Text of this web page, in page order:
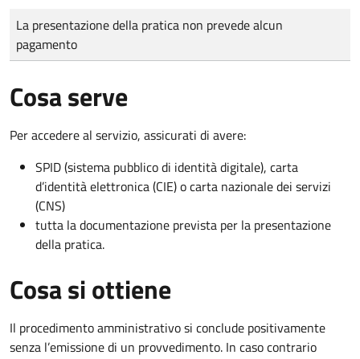
Tipo di pagamento
Importo
La presentazione della pratica non prevede alcun
pagamento
Cosa serve
Per accedere al servizio, assicurati di avere:
SPID (sistema pubblico di identità digitale), carta
d’identità elettronica (CIE) o carta nazionale dei servizi
(CNS)
tutta la documentazione prevista per la presentazione
della pratica.
Cosa si ottiene
Il procedimento amministrativo si conclude positivamente
senza l’emissione di un provvedimento. In caso contrario